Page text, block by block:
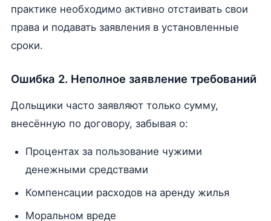
практике необходимо активно отстаивать свои
права и подавать заявления в установленные
сроки.
Ошибка 2. Неполное заявление требований
Дольщики часто заявляют только сумму,
внесённую по договору, забывая о:
Процентах за пользование чужими
денежными средствами
Компенсации расходов на аренду жилья
Моральном вреде